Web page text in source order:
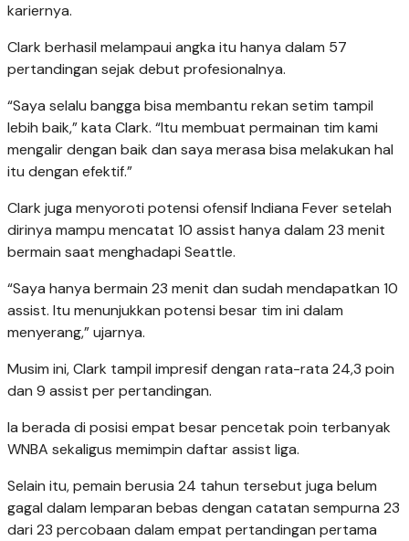
kariernya.
Clark berhasil melampaui angka itu hanya dalam 57
pertandingan sejak debut profesionalnya.
“Saya selalu bangga bisa membantu rekan setim tampil
lebih baik,” kata Clark. “Itu membuat permainan tim kami
mengalir dengan baik dan saya merasa bisa melakukan hal
itu dengan efektif.”
Clark juga menyoroti potensi ofensif Indiana Fever setelah
dirinya mampu mencatat 10 assist hanya dalam 23 menit
bermain saat menghadapi Seattle.
“Saya hanya bermain 23 menit dan sudah mendapatkan 10
assist. Itu menunjukkan potensi besar tim ini dalam
menyerang,” ujarnya.
Musim ini, Clark tampil impresif dengan rata-rata 24,3 poin
dan 9 assist per pertandingan.
Ia berada di posisi empat besar pencetak poin terbanyak
WNBA sekaligus memimpin daftar assist liga.
Selain itu, pemain berusia 24 tahun tersebut juga belum
gagal dalam lemparan bebas dengan catatan sempurna 23
dari 23 percobaan dalam empat pertandingan pertama